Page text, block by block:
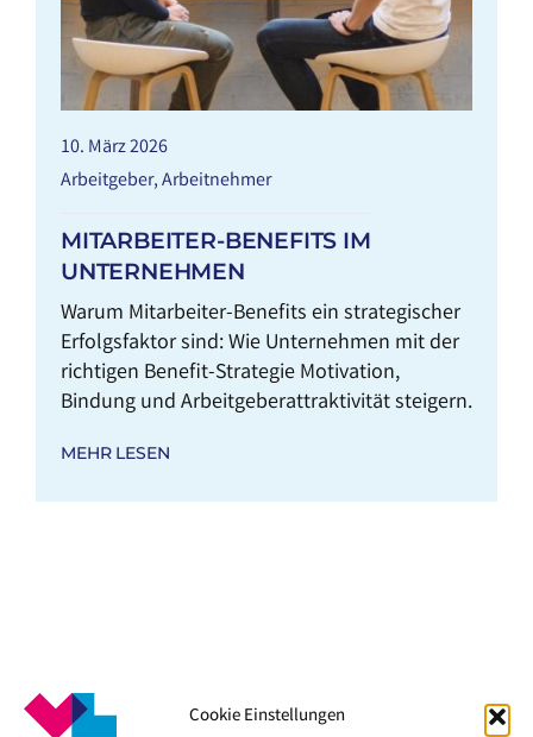
Cookie Einstellungen
10. März 2026
Arbeitgeber,Arbeitnehmer
MITARBEITER-BENEFITS IM
UNTERNEHMEN
Warum Mitarbeiter-Benefits ein strategischer
Erfolgsfaktor sind: Wie Unternehmen mit der
richtigen Benefit-Strategie Motivation,
Bindung und Arbeitgeberattraktivität steigern.
MEHR LESEN